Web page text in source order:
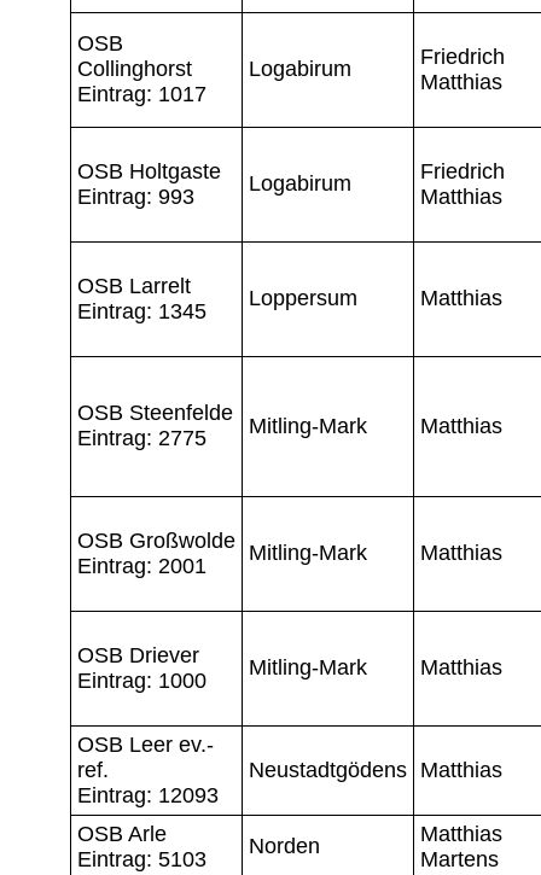
OSB
Collinghorst
Eintrag: 1017
Logabirum
Friedrich
Matthias
OSB Holtgaste
Eintrag: 993
Logabirum
Friedrich
Matthias
OSB Larrelt
Eintrag: 1345
Loppersum Matthias
OSB Steenfelde
Eintrag: 2775
Mitling-Mark Matthias
OSB Großwolde
Eintrag: 2001
Mitling-Mark Matthias
OSB Driever
Eintrag: 1000
Mitling-Mark Matthias
OSB Leer ev.-
ref.
Eintrag: 12093
Neustadtgödens Matthias
OSB Arle
Eintrag: 5103
Norden
Matthias
Martens